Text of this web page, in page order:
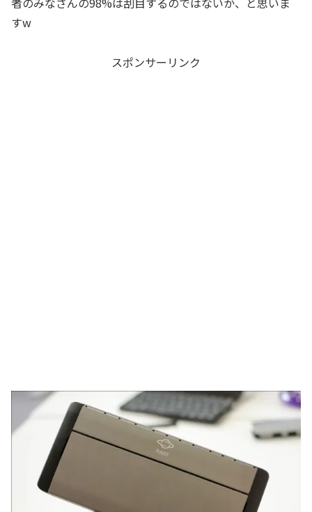
すw
スポンサーリンク